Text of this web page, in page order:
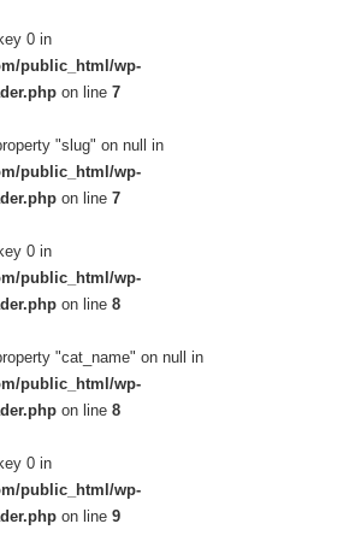
0 in
public_html/wp-
on line 7
"slug" on null in
public_html/wp-
on line 7
0 in
public_html/wp-
on line 8
"cat_name" on null in
public_html/wp-
on line 8
0 in
public_html/wp-
on line 9